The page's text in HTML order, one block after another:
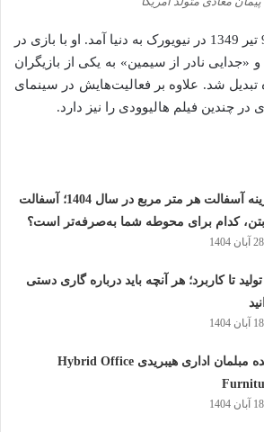
پیمان معادی در تاریخ 9 تیر 1349 در نیویورک به دنیا آمد. او با بازی در
«جدایی نادر از سیمین» به یکی از بازیگران
شد. علاوه بر فعالیت‌هایش در سینمای
در چندین فیلم هالیوودی را نیز دارد.
هزینه آسفالت هر متر مربع در سال 1404؛ آسفالت
بتن، کدام برای محوطه شما به‌صرفه‌تر است؟
28 آبان 1404
تولید تا کاربرد؛ هر آنچه باید درباره گاری دستی
18 آبان 1404
آینده مبلمان اداری هیبریدی Hybrid Office
18 آبان 1404